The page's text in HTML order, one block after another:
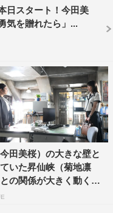
日スタート！今田美
気を贈れたら」...
田美桜）の大きな壁と
いた昇仙峡（菊地凛
の関係が大きく動く
...